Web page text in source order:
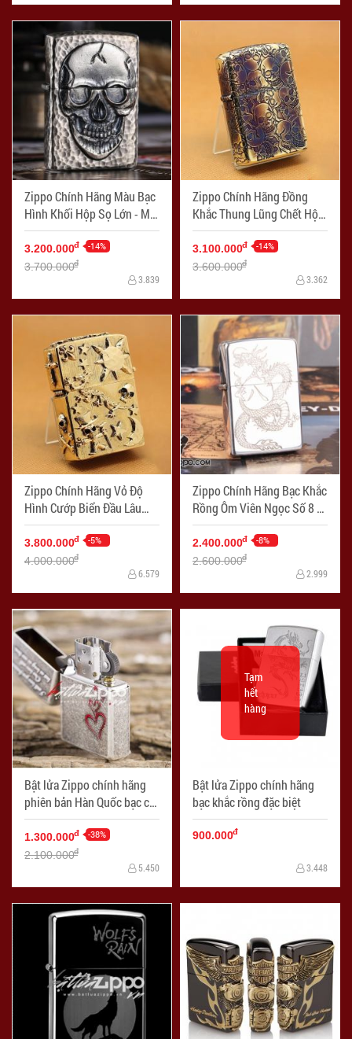
Zippo Chính Hãng Màu Bạc
Hình Khối Hộp Sọ Lớn - Mã
SP: ZPC1030
3.200.000đ -14%
3.700.000đ
3.839
Zippo Chính Hãng Đồng
Khắc Thung Lũng Chết Hộp
Sọ - Mã SP: ZPC1031
3.100.000đ -14%
3.600.000đ
3.362
Zippo Chính Hãng Vỏ Độ
Hình Cướp Biển Đầu Lâu
Hầm Hố - Mã SP: ZPC1032
3.800.000đ -5%
4.000.000đ
6.579
Zippo Chính Hãng Bạc Khắc
Rồng Ôm Viên Ngọc Số 8 -
Mã SP: ZPC1037
2.400.000đ -8%
2.600.000đ
2.999
Bật lửa Zippo chính hãng
phiên bản Hàn Quốc bạc cổ
trái tim tình yêu
1.300.000đ -38%
2.100.000đ
5.450
Bật lửa Zippo chính hãng
bạc khắc rồng đặc biệt
Tạm
hết
hàng
900.000đ
3.448